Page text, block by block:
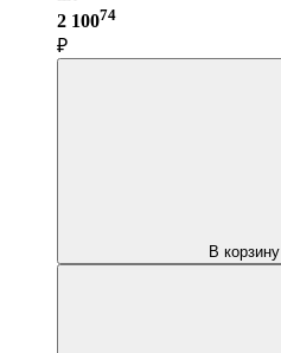
2 10074
₽
В корзину